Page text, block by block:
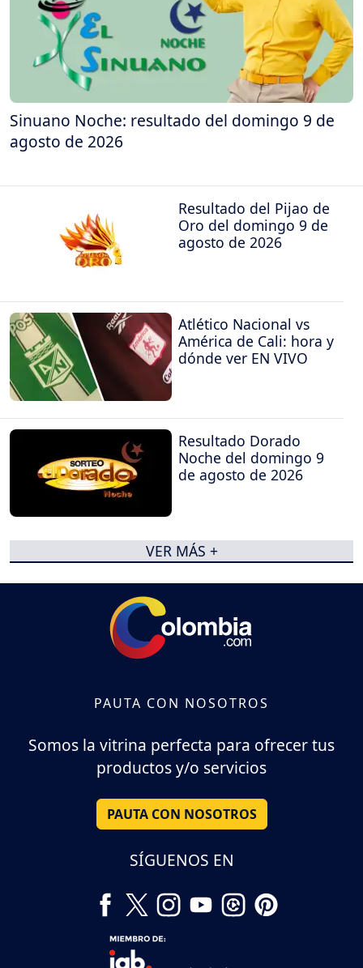
Sinuano Noche: resultado del domingo 9 de
agosto de 2026
Resultado del Pijao de
Oro del domingo 9 de
agosto de 2026
Atlético Nacional vs
América de Cali: hora y
dónde ver EN VIVO
Resultado Dorado
Noche del domingo 9
de agosto de 2026
VER MÁS +
PAUTA CON NOSOTROS
Somos la vitrina perfecta para ofrecer tus
productos y/o servicios
PAUTA CON NOSOTROS
SÍGUENOS EN